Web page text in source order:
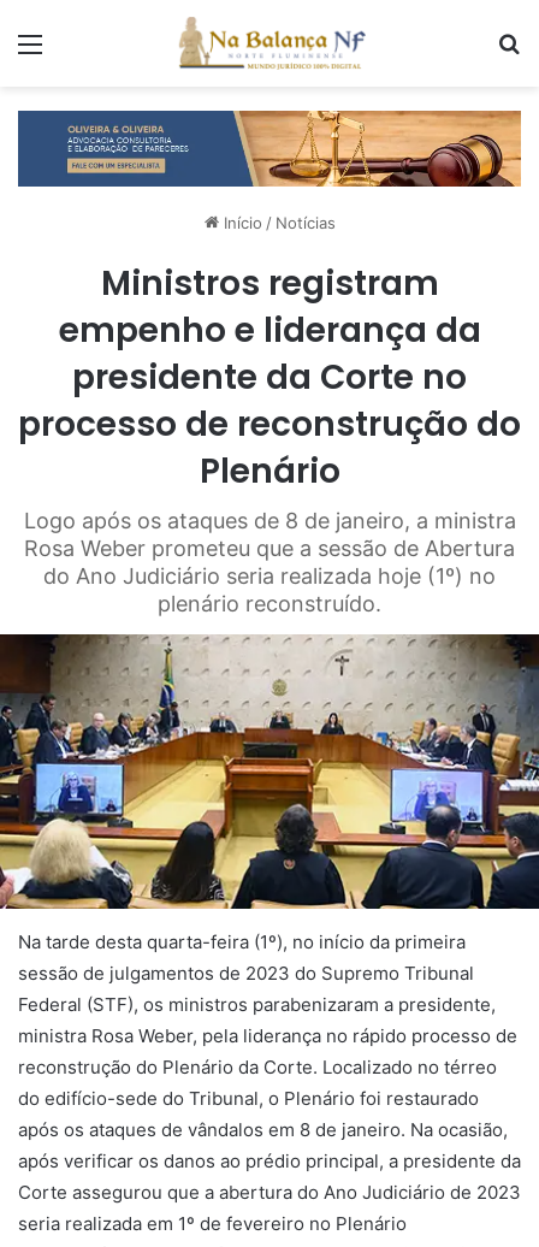
Início / Notícias
Ministros registram
empenho e liderança da
presidente da Corte no
processo de reconstrução do
Plenário
Logo após os ataques de 8 de janeiro, a ministra
Rosa Weber prometeu que a sessão de Abertura
do Ano Judiciário seria realizada hoje (1º) no
plenário reconstruído.
Na tarde desta quarta-feira (1º), no início da primeira
sessão de julgamentos de 2023 do Supremo Tribunal
Federal (STF), os ministros parabenizaram a presidente,
ministra Rosa Weber, pela liderança no rápido processo de
reconstrução do Plenário da Corte. Localizado no térreo
do edifício-sede do Tribunal, o Plenário foi restaurado
após os ataques de vândalos em 8 de janeiro. Na ocasião,
após verificar os danos ao prédio principal, a presidente da
Corte assegurou que a abertura do Ano Judiciário de 2023
seria realizada em 1º de fevereiro no Plenário